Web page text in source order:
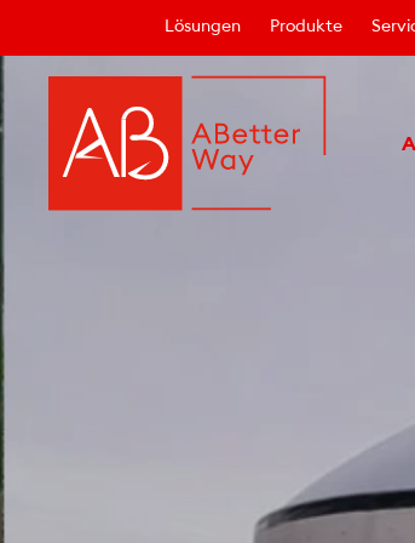
Lösungen Produkte